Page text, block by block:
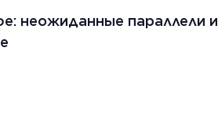
неожиданные параллели и